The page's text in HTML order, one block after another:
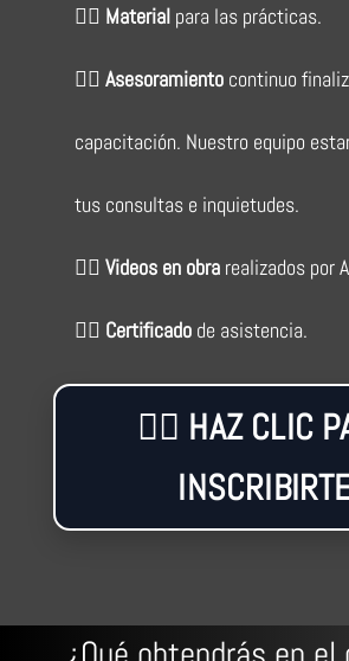
👉🏻 Materialpara las prácticas.
👉🏻 Asesoramientocontinuo
capacitación. Nuestro equipo
tus consultas e inquietudes.
👉🏻 Videos en obrarealizados por
👉🏻 Certificadode asistencia.
👉🏼 HAZ CLIC